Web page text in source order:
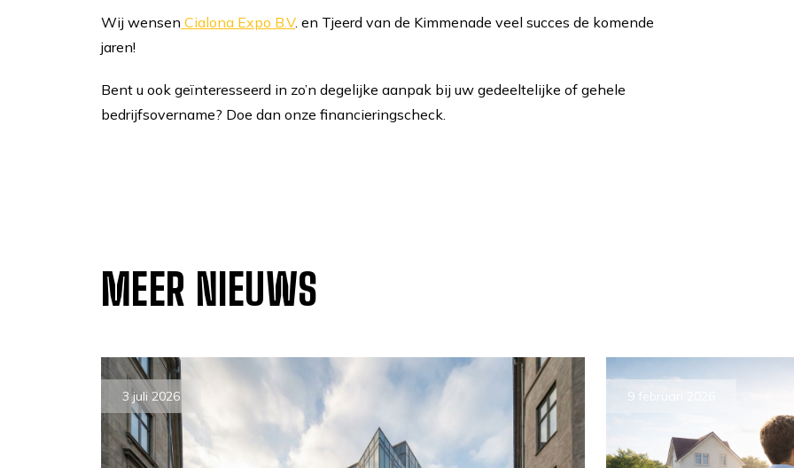
Wij wensen Cialona Expo B.V. en Tjeerd van de Kimmenade veel succes de komende
jaren!
Bent u ook geïnteresseerd in zo’n degelijke aanpak bij uw gedeeltelijke of gehele
bedrijfsovername? Doe dan onze financieringscheck.
MEER NIEUWS
3 juli 2026 9 februari 2026